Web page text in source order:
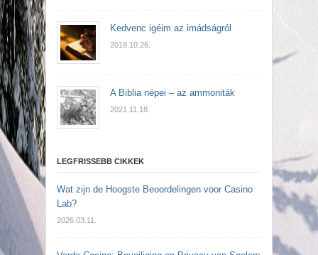
Kedvenc igéim az imádságról
2018.10.26.
A Biblia népei – az ammoniták
2021.11.18.
LEGFRISSEBB CIKKEK
Wat zijn de Hoogste Beoordelingen voor Casino
Lab?
2026.03.11.